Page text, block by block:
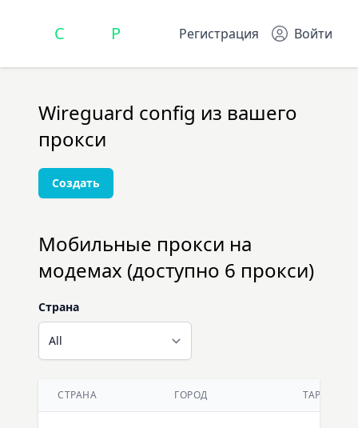
C P Регистрация Войти
Wireguard config из вашего
прокси
Создать
Мобильные прокси на
модемах (доступно 6 прокси)
Страна
СТРАНА ГОРОД ТАРИФЫ